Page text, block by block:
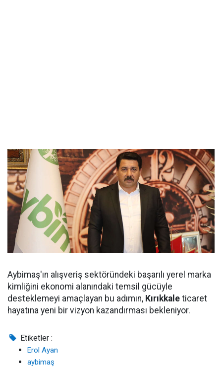
Aybimaş'ın alışveriş sektöründeki başarılı yerel marka
kimliğini ekonomi alanındaki temsil gücüyle
desteklemeyi amaçlayan bu adımın, Kırıkkale ticaret
hayatına yeni bir vizyon kazandırması bekleniyor.
Etiketler :
Erol Ayan
aybimaş